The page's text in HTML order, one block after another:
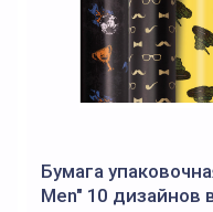
Бумага
Men" 10 дизайнов